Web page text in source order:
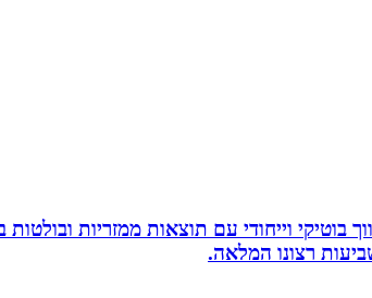
בוטיקי וייחודי עם תוצאות ממזריות
רצונו המלאה.